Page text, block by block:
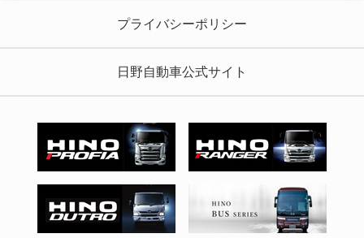
プライバシーポリシー
日野自動車公式サイト